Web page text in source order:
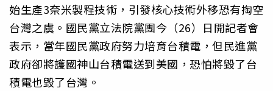
始生產3奈米製程技術，引發核心技術外移恐有掏空
台灣之虞。國民黨立法院黨團今（26）日開記者會
表示，當年國民黨政府努力培育台積電，但民進黨
政府卻將護國神山台積電送到美國，恐怕將毀了台
積電也毀了台灣。